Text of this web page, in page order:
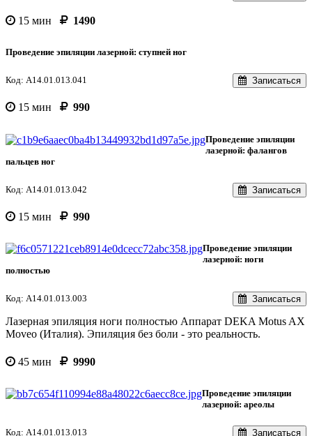
15 мин 1490
Проведение эпиляции лазерной: ступней ног
Код: A14.01.013.041 Записаться
15 мин 990
Проведение эпиляции
лазерной: фалангов
пальцев ног
Код: A14.01.013.042 Записаться
15 мин 990
Проведение эпиляции
лазерной: ноги
полностью
Код: A14.01.013.003 Записаться
Лазерная эпиляция ноги полностью Аппарат DEKA Motus AX
Moveo (Италия). Эпиляция без боли - это реальность.
45 мин 9990
Проведение эпиляции
лазерной: ареолы
Код: A14.01.013.013 Записаться